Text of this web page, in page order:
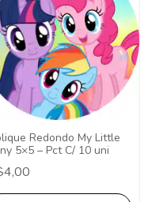
Redondo My Little
5×5 – Pct C/ 10 uni